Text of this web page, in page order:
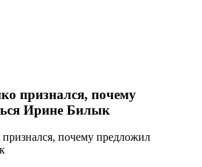
признался, почему
Ирине Билык